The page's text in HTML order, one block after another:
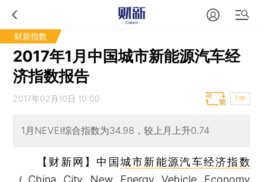
财新指数
2017年1月中国城市新能源汽车经
济指数报告
2017年02月10日 10:00 T中
1月NEVEI综合指数为34.98，较上月上升0.74
【财新网】 中国 城市新能源汽车经济指数
（China City New Energy Vehicle Economy